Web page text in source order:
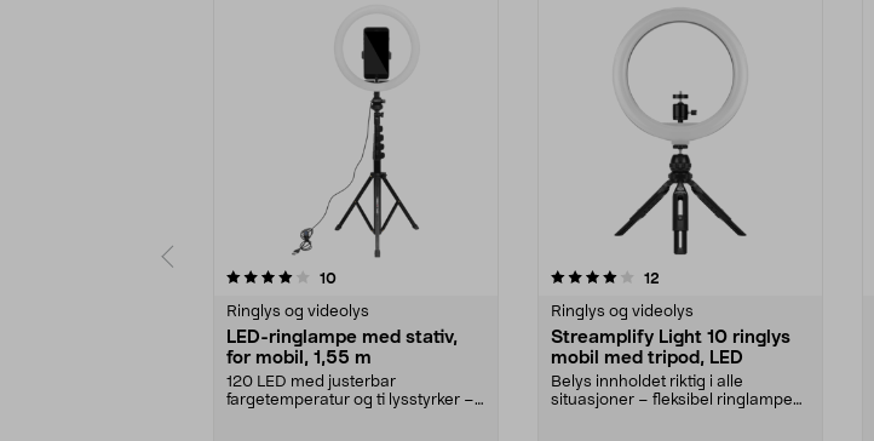
10anmeldelser
Ringlys og videolys
LED-ringlampe med stativ,
for mobil, 1,55 m
120 LED med justerbar
fargetemperatur og ti lysstyrker –
4.0 av 5 stjerner 12
Ringlys og videolys
Streamplify Light 10 ringlys
mobil med tripod, LED
Belys innholdet riktig i alle
situasjoner – fleksibel ringlampe
4.0 av 5 stjerner